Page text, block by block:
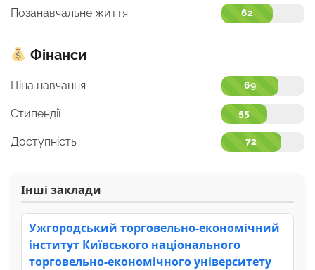
Позанавчальне життя 62
Фінанси
Ціна навчання 69
Стипендії 55
Доступність 72
Інші заклади
Ужгородський торговельно-економічний
інститут Київського національного
торговельно-економічного університету